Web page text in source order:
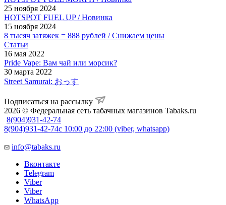
25 ноября 2024
HOTSPOT FUEL UP / Новинка
15 ноября 2024
8 тысяч затяжек = 888 рублей / Снижаем цены
Статьи
16 мая 2022
Pride Vape: Вам чай или морсик?
30 марта 2022
Street Samurai: おっす
Подписаться на рассылку
2026 © Федеральная сеть табачных магазинов Tabaks.ru
8(904)931-42-74
8(904)931-42-74с 10:00 до 22:00 (viber, whatsapp)
info@tabaks.ru
Вконтакте
Telegram
Viber
Viber
WhatsApp